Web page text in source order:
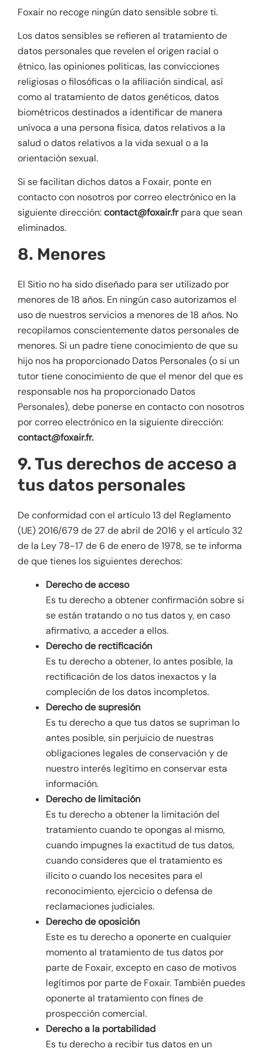
Foxair no recoge ningún dato sensible sobre ti.
Los datos sensibles se refieren al tratamiento de
datos personales que revelen el origen racial o
étnico, las opiniones políticas, las convicciones
religiosas o filosóficas o la afiliación sindical, así
como al tratamiento de datos genéticos, datos
biométricos destinados a identificar de manera
unívoca a una persona física, datos relativos a la
salud o datos relativos a la vida sexual o a la
orientación sexual.
Si se facilitan dichos datos a Foxair, ponte en
contacto con nosotros por correo electrónico en la
siguiente dirección:contact@foxair.frpara que sean
eliminados.
8. Menores
El Sitio no ha sido diseñado para ser utilizado por
menores de 18 años. En ningún caso autorizamos el
uso de nuestros servicios a menores de 18 años. No
recopilamos conscientemente datos personales de
menores. Si un padre tiene conocimiento de que su
hijo nos ha proporcionado Datos Personales (o si un
tutor tiene conocimiento de que el menor del que es
responsable nos ha proporcionado Datos
Personales), debe ponerse en contacto con nosotros
por correo electrónico en la siguiente dirección:
contact@foxair.fr.
9. Tus derechos de acceso a
tus datos personales
De conformidad con el artículo 13 del Reglamento
(UE) 2016/679 de 27 de abril de 2016 y el artículo 32
de la Ley 78-17 de 6 de enero de 1978, se te informa
de que tienes los siguientes derechos:
Derecho de acceso
Es tu derecho a obtener confirmación sobre si
se están tratando o no tus datos y, en caso
afirmativo, a acceder a ellos.
Derecho de rectificación
Es tu derecho a obtener, lo antes posible, la
rectificación de los datos inexactos y la
compleción de los datos incompletos.
Derecho de supresión
Es tu derecho a que tus datos se supriman lo
antes posible, sin perjuicio de nuestras
obligaciones legales de conservación y de
nuestro interés legítimo en conservar esta
información.
Derecho de limitación
Es tu derecho a obtener la limitación del
tratamiento cuando te opongas al mismo,
cuando impugnes la exactitud de tus datos,
cuando consideres que el tratamiento es
ilícito o cuando los necesites para el
reconocimiento, ejercicio o defensa de
reclamaciones judiciales.
Derecho de oposición
Este es tu derecho a oponerte en cualquier
momento al tratamiento de tus datos por
parte de Foxair, excepto en caso de motivos
legítimos por parte de Foxair. También puedes
oponerte al tratamiento con fines de
prospección comercial.
Derecho a la portabilidad
Es tu derecho a recibir tus datos en un